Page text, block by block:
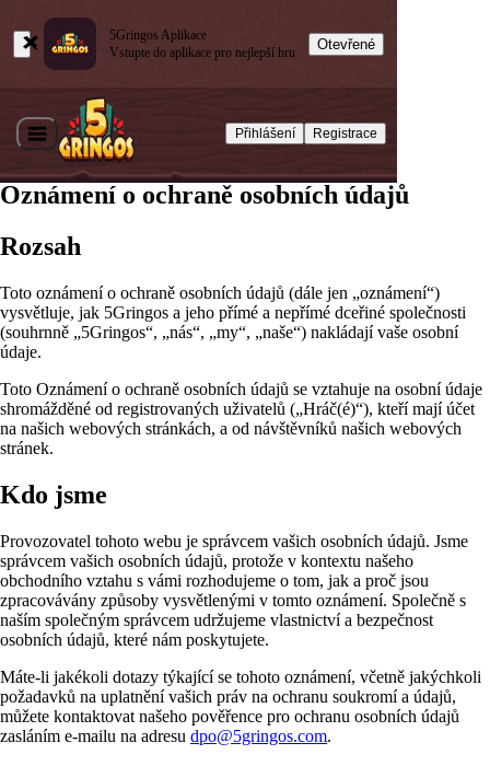
5Gringos Aplikace
Vstupte do aplikace pro nejlepší hru
Otevřené
Přihlášení Registrace
Oznámení o ochraně osobních údajů
Rozsah
Toto oznámení o ochraně osobních údajů (dále jen „oznámení“)
vysvětluje, jak 5Gringos a jeho přímé a nepřímé dceřiné společnosti
(souhrnně „5Gringos“, „nás“, „my“, „naše“) nakládají vaše osobní
údaje.
Toto Oznámení o ochraně osobních údajů se vztahuje na osobní údaje
shromážděné od registrovaných uživatelů („Hráč(é)“), kteří mají účet
na našich webových stránkách, a od návštěvníků našich webových
stránek.
Kdo jsme
Provozovatel tohoto webu je správcem vašich osobních údajů. Jsme
správcem vašich osobních údajů, protože v kontextu našeho
obchodního vztahu s vámi rozhodujeme o tom, jak a proč jsou
zpracovávány způsoby vysvětlenými v tomto oznámení. Společně s
naším společným správcem udržujeme vlastnictví a bezpečnost
osobních údajů, které nám poskytujete.
Máte-li jakékoli dotazy týkající se tohoto oznámení, včetně jakýchkoli
požadavků na uplatnění vašich práv na ochranu soukromí a údajů,
můžete kontaktovat našeho pověřence pro ochranu osobních údajů
zasláním e-mailu na adresu dpo@5gringos.com.